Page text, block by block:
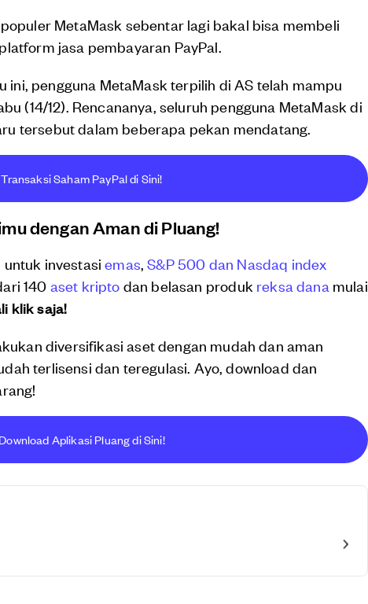
MetaMask sebentar lagi bakal bisa membeli
jasa pembayaran PayPal.
ini, pengguna MetaMask terpilih di AS telah mampu
(14/12). Rencananya, seluruh pengguna MetaMask di
tersebut dalam beberapa pekan mendatang.
Transaksi Saham PayPal di Sini!
dengan Aman di Pluang!
untuk investasiemas ,S&P 500 dan Nasdaq index
140 aset kripto dan belasan produk reksa dana mulai
klik saja!
diversifikasi aset dengan mudah dan aman
terlisensi dan teregulasi. Ayo, download dan
Download Aplikasi Pluang di Sini!